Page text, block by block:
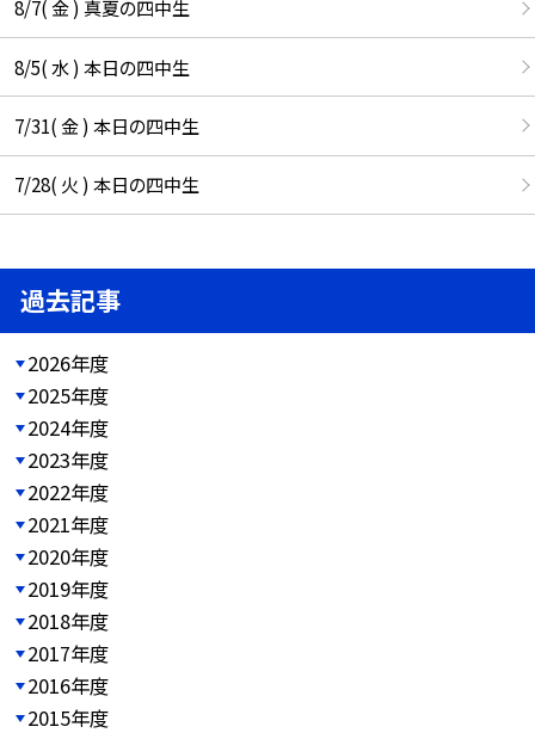
8/7( 金 ) 真夏の四中生
8/5( 水 ) 本日の四中生
7/31( 金 ) 本日の四中生
7/28( 火 ) 本日の四中生
過去記事
2026年度
2025年度
2024年度
2023年度
2022年度
2021年度
2020年度
2019年度
2018年度
2017年度
2016年度
2015年度